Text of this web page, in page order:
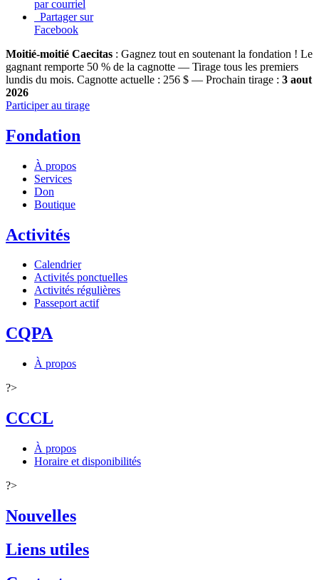
par courriel
Partager sur
Facebook
Moitié-moitié Caecitas : Gagnez tout en soutenant la fondation ! Le
gagnant remporte 50 % de la cagnotte — Tirage tous les premiers
lundis du mois. Cagnotte actuelle : 256 $ — Prochain tirage : 3 aout
2026
Participer au tirage
Fondation
À propos
Services
Don
Boutique
Activités
Calendrier
Activités ponctuelles
Activités régulières
Passeport actif
CQPA
À propos
?>
CCCL
À propos
Horaire et disponibilités
?>
Nouvelles
Liens utiles